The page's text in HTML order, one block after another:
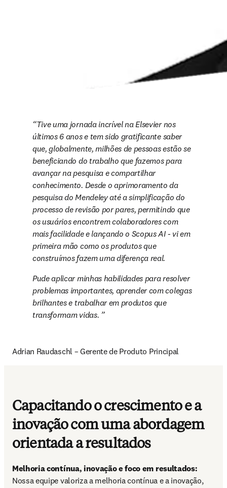
Tive uma jornada incrível na Elsevier nos
últimos 6 anos e tem sido gratificante saber
que, globalmente, milhões de pessoas estão se
beneficiando do trabalho que fazemos para
avançar na pesquisa e compartilhar
conhecimento. Desde o aprimoramento da
pesquisa do Mendeley até a simplificação do
processo de revisão por pares, permitindo que
os usuários encontrem colaboradores com
mais facilidade e lançando o Scopus AI - vi em
primeira mão como os produtos que
construímos fazem uma diferença real.
Pude aplicar minhas habilidades para resolver
problemas importantes, aprender com colegas
brilhantes e trabalhar em produtos que
transformam vidas.
Adrian Raudaschl – Gerente de Produto Principal
Capacitando o crescimento e a
inovação com uma abordagem
orientada a resultados
Melhoria contínua, inovação e foco em resultados:
Nossa equipe valoriza a melhoria contínua e a inovação,